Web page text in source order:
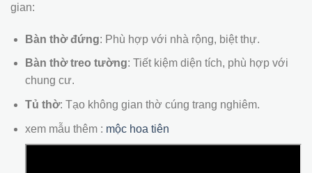
gian:
Bàn thờ đứng: Phù hợp với nhà rộng, biệt thự.
Bàn thờ treo tường: Tiết kiệm diện tích, phù hợp với
chung cư.
Tủ thờ: Tạo không gian thờ cúng trang nghiêm.
xem mẫu thêm : mộc hoa tiên